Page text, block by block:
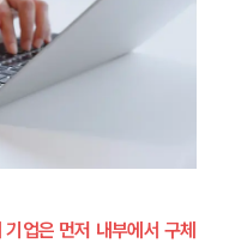
업은 먼저 내부에서 구체